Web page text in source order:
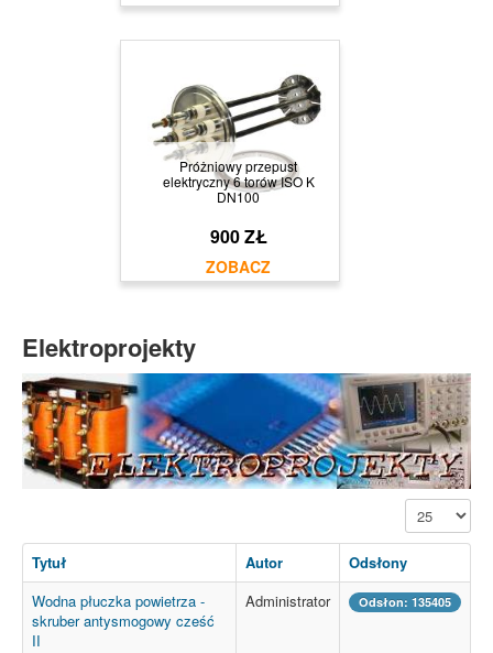
Próżniowy przepust
elektryczny 6 torów ISO K
DN100
900 ZŁ
Elektroprojekty
Pokaż #
Tytuł Autor
Odsłony
Wodna płuczka powietrza -
skruber antysmogowy cześć
II
Administrator Odsłon: 135405